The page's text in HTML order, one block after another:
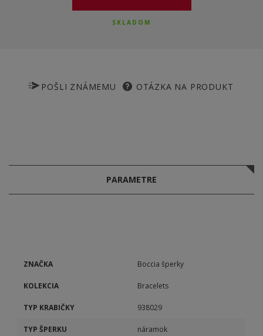
SKLADOM
POŠLI ZNÁMEMU OTÁZKA NA PRODUKT
PARAMETRE
ZNAČKA Boccia šperky
KOLEKCIA Bracelets
TYP KRABIČKY 938029
TYP ŠPERKU náramok